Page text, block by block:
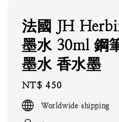
法國 JH
墨水 30ml 鋼
墨水 香水墨
Regular
price
NT$ 450
Worldwide shipping